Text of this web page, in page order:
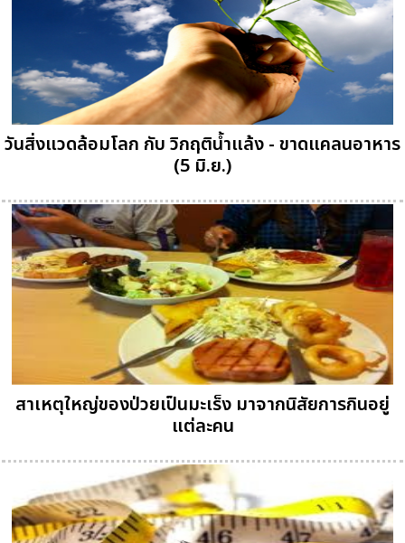
วันสิ่งแวดล้อมโลก กับ วิกฤติน้ำแล้ง - ขาดแคลนอาหาร
(5 มิ.ย.)
สาเหตุใหญ่ของป่วยเป็นมะเร็ง มาจากนิสัยการกินอยู่
แต่ละคน